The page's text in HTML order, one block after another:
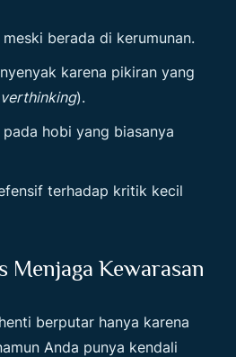
berada di kerumunan.
karena pikiran yang
).
pada hobi yang biasanya
terhadap kritik kecil
Menjaga Kewarasan
berputar hanya karena
Anda punya kendali